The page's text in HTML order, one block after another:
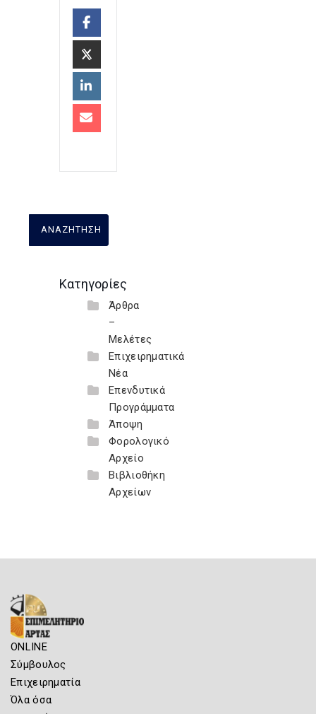
Κατηγορίες
Άρθρα
–
Μελέτες
Επιχειρηματικά
Νέα
Επενδυτικά
Προγράμματα
Άποψη
Φορολογικό
Αρχείο
Βιβλιοθήκη
Αρχείων
ONLINE
Σύμβουλος
Επιχειρηματία
Όλα όσα